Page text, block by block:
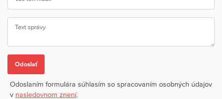
Odoslať
Odoslaním formulára súhlasím so spracovaním osobných údajov
v nasledovnom znení.